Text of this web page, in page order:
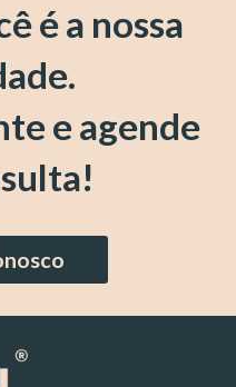
é a nossa
e agende